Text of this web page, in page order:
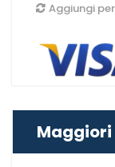
Aggiungi